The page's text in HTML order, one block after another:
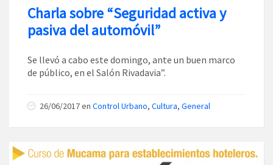
Charla sobre “Seguridad activa y
pasiva del automóvil”
Se llevó a cabo este domingo, ante un buen marco
de público, en el Salón Rivadavia”.
26/06/2017en Control Urbano, Cultura, General